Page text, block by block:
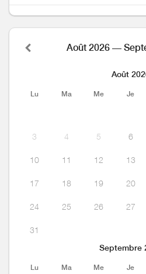
Août 2026 —
Août
Lu Ma Me Je
3 4 5 6
10 11 12 13
17 18 19 20
24 25 26 27
31
Septembre
Lu Ma Me Je